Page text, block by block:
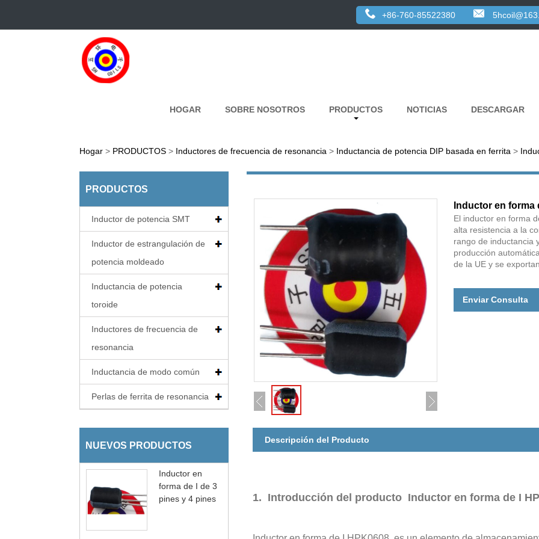
+86-760-85522380
HOGAR SOBRE NOSOTROS PRODUCTOS NOTICIAS DESCARGAR
Hogar > PRODUCTOS > Inductores de frecuencia de resonancia > Inductancia de potencia DIP basada en ferrita >
PRODUCTOS
Inductor de potencia SMT
Inductor de estrangulación de
potencia moldeado
Inductancia de potencia
toroide
Inductores de frecuencia de
resonancia
Inductancia de modo común
Perlas de ferrita de resonancia
NUEVOS PRODUCTOS
Inductor en
forma de I de 3
pines y 4 pines
Inductor en forma
El inductor en forma
alta resistencia a la
rango de inductancia
producción
de la UE y se
Enviar Consulta
Descripción del Producto
1. Introducción del producto Inductor en forma de I